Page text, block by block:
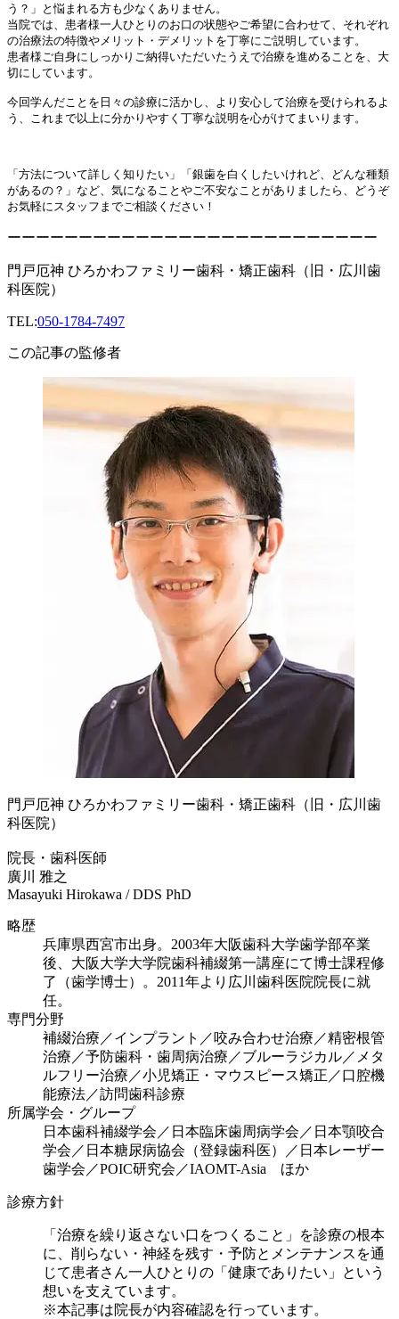
う？」と悩まれる方も少なくありません。
当院では、患者様一人ひとりのお口の状態やご希望に合わせて、それぞれ
の治療法の特徴やメリット・デメリットを丁寧にご説明しています。
患者様ご自身にしっかりご納得いただいたうえで治療を進めることを、大
切にしています。
今回学んだことを日々の診療に活かし、より安心して治療を受けられるよ
う、これまで以上に分かりやすく丁寧な説明を心がけてまいります。
「方法について詳しく知りたい」「銀歯を白くしたいけれど、どんな種類
があるの？」など、気になることやご不安なことがありましたら、どうぞ
お気軽にスタッフまでご相談ください！
ーーーーーーーーーーーーーーーーーーーーーーーーーー
門戸厄神 ひろかわファミリー歯科・矯正歯科（旧・広川歯
科医院）
TEL:050-1784-7497
この記事の監修者
門戸厄神 ひろかわファミリー歯科・矯正歯科（旧・広川歯
科医院）
院長・歯科医師
廣川 雅之
Masayuki Hirokawa / DDS PhD
略歴
兵庫県西宮市出身。2003年大阪歯科大学歯学部卒業
後、大阪大学大学院歯科補綴第一講座にて博士課程修
了（歯学博士）。2011年より広川歯科医院院長に就
任。
専門分野
補綴治療／インプラント／咬み合わせ治療／精密根管
治療／予防歯科・歯周病治療／ブルーラジカル／メタ
ルフリー治療／小児矯正・マウスピース矯正／口腔機
能療法／訪問歯科診療
所属学会・グループ
日本歯科補綴学会／日本臨床歯周病学会／日本顎咬合
学会／日本糖尿病協会（登録歯科医）／日本レーザー
歯学会／POIC研究会／IAOMT-Asia ほか
診療方針
「治療を繰り返さない口をつくること」を診療の根本
に、削らない・神経を残す・予防とメンテナンスを通
じて患者さん一人ひとりの「健康でありたい」という
想いを支えています。
※本記事は院長が内容確認を行っています。